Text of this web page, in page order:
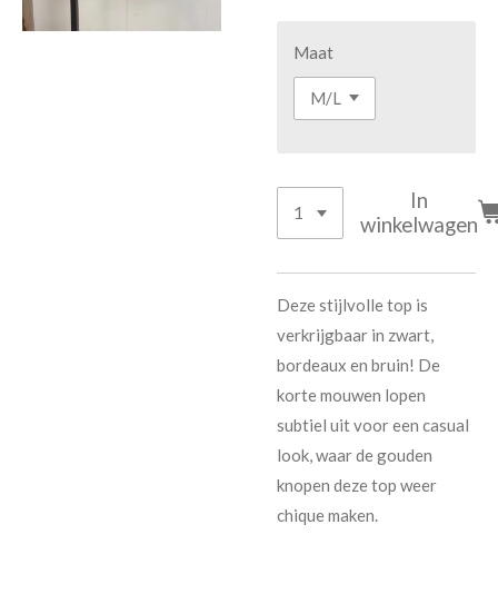
Maat
In
winkelwagen
Deze stijlvolle top is
verkrijgbaar in zwart,
bordeaux en bruin! De
korte mouwen lopen
subtiel uit voor een casual
look, waar de gouden
knopen deze top weer
chique maken.